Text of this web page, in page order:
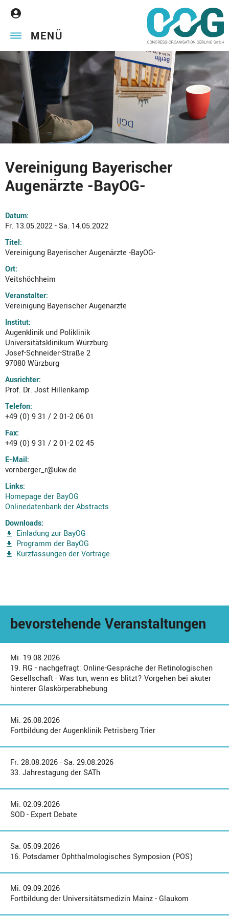
MENÜ
Vereinigung Bayerischer
Augenärzte -BayOG-
Datum:
Fr. 13.05.2022 - Sa. 14.05.2022
Titel:
Vereinigung Bayerischer Augenärzte -BayOG-
Ort:
Veitshöchheim
Veranstalter:
Vereinigung Bayerischer Augenärzte
Institut:
Augenklinik und Poliklinik
Universitätsklinikum Würzburg
Josef-Schneider-Straße 2
97080 Würzburg
Ausrichter:
Prof. Dr. Jost Hillenkamp
Telefon:
+49 (0) 9 31 / 2 01-2 06 01
Fax:
+49 (0) 9 31 / 2 01-2 02 45
E-Mail:
vornberger_r@ukw.de
Links:
Homepage der BayOG
Onlinedatenbank der Abstracts
Downloads:
Einladung zur BayOG
Programm der BayOG
Kurzfassungen der Vorträge
bevorstehende Veranstaltungen
Mi. 19.08.2026
19. RG - nachgefragt: Online-Gespräche der Retinologischen
Gesellschaft - Was tun, wenn es blitzt? Vorgehen bei akuter
hinterer Glaskörperabhebung
Mi. 26.08.2026
Fortbildung der Augenklinik Petrisberg Trier
Fr. 28.08.2026 - Sa. 29.08.2026
33. Jahrestagung der SATh
Mi. 02.09.2026
SOD - Expert Debate
Sa. 05.09.2026
16. Potsdamer Ophthalmologisches Symposion (POS)
Mi. 09.09.2026
Fortbildung der Universitätsmedizin Mainz - Glaukom